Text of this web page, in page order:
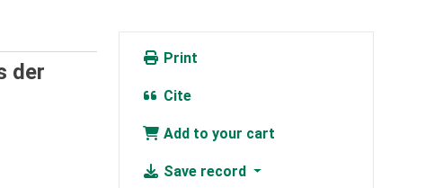
der
Print
Cite
Add to your cart
Save record